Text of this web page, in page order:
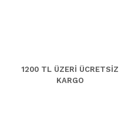
1200 TL ÜZERİ ÜCRETSİZ
KARGO